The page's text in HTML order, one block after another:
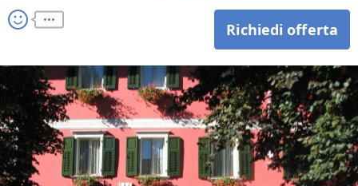
Richiedi offerta